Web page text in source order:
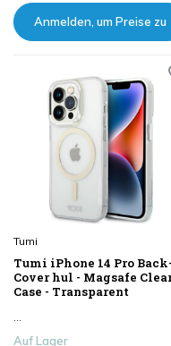
Anmelden, um Preise zu
Tumi
Tumi iPhone 14 Pro Back-
Cover hul - Magsafe
Case - Transparent
...
Auf Lager